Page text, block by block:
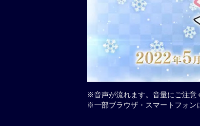
※音声が流れます。音量にご注意
※一部ブラウザ・スマートフォン